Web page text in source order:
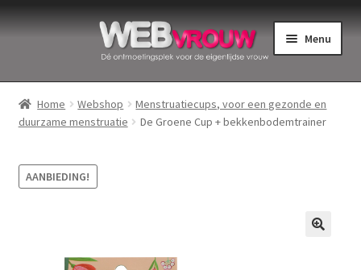
Ga
Ga
Menu
Home
Bekkenbodemspieren
Intiemverzorging
Home Webshop
Menstruatiecups, voor een gezonde en
duurzame menstruatie
De Groene Cup + bekkenbodemtrainer
AANBIEDING!